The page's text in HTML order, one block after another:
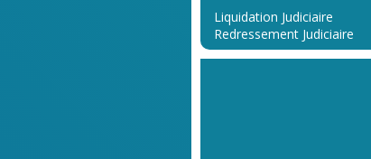
Liquidation Judiciaire
Redressement Judiciaire